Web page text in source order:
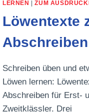
LERNEN |ZUM
Löwentexte
Abschreiben
Schreiben üben und
Löwen lernen:
Abschreiben für Erst-
Zweitklässler. Drei